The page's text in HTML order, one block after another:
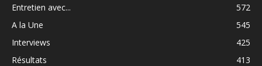
Entretien avec...
572
A la Une
545
Interviews
425
Résultats
413